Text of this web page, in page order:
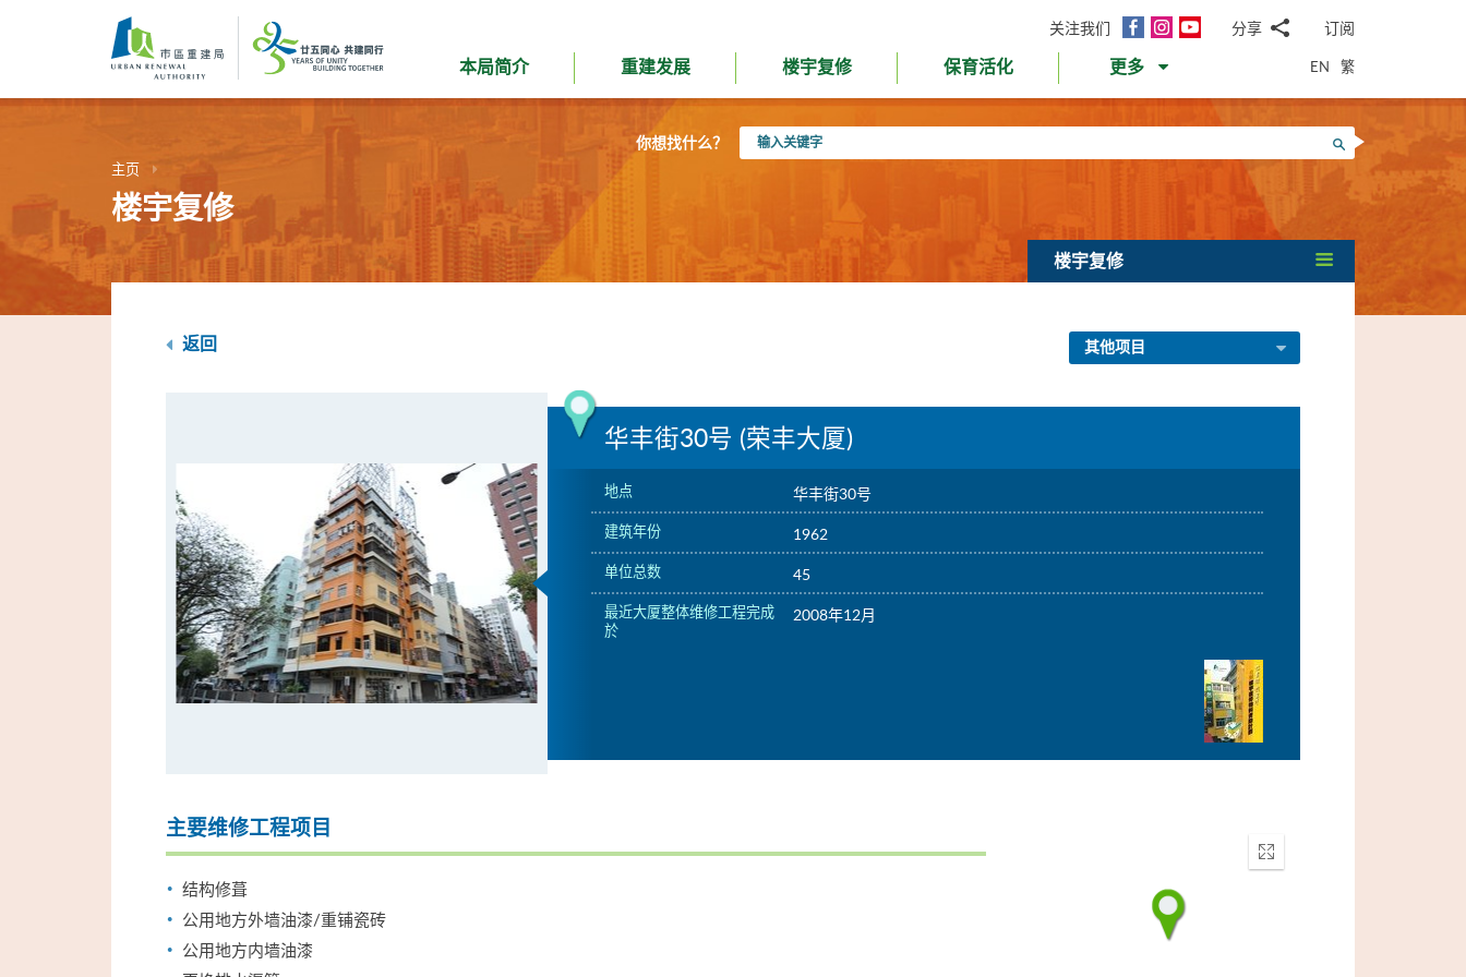
内
关注我们
面
InstagramYouTube分享
邮WhatsApp
微
信
面
书Twitter
LinkedIn
微
订阅
本局简介 重建发展 楼宇复修 保育活化 更多 EN 繁
你想找什么？
入
搜寻
主页
楼宇复修
楼宇复修
返回 其他项目
华丰街30号 (荣丰大厦)
地点 华丰街30号
建筑年份 1962
单位总数 45
最近大厦整体维修工程完成
於
2008年12月
主要维修工程项目
结构修葺
公用地方外墙油漆/重铺瓷砖
公用地方内墙油漆
Enter
fullscreen